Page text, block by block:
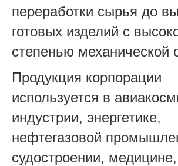
переработки сырья до
готовых изделий с
степенью механической
Продукция корпорации
используется в
индустрии, энергетике,
нефтегазовой
судостроении,